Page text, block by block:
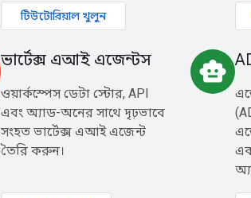
টিউটোরিয়াল খুলুন
ভার্টেক্স এআই এজেন্টস
ওয়ার্কস্পেস ডেটা স্টোর, API
এবং অ্যাড-অনের সাথে দৃঢ়ভাবে
সংহত ভার্টেক্স এআই এজেন্ট
তৈরি করুন।
smart_toy